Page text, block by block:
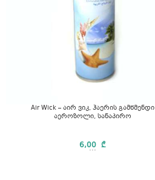
Air Wick – აირ ვიკ, ჰაერის გამწმენდი
აეროზოლი, სანაპირო
6,00₾
...